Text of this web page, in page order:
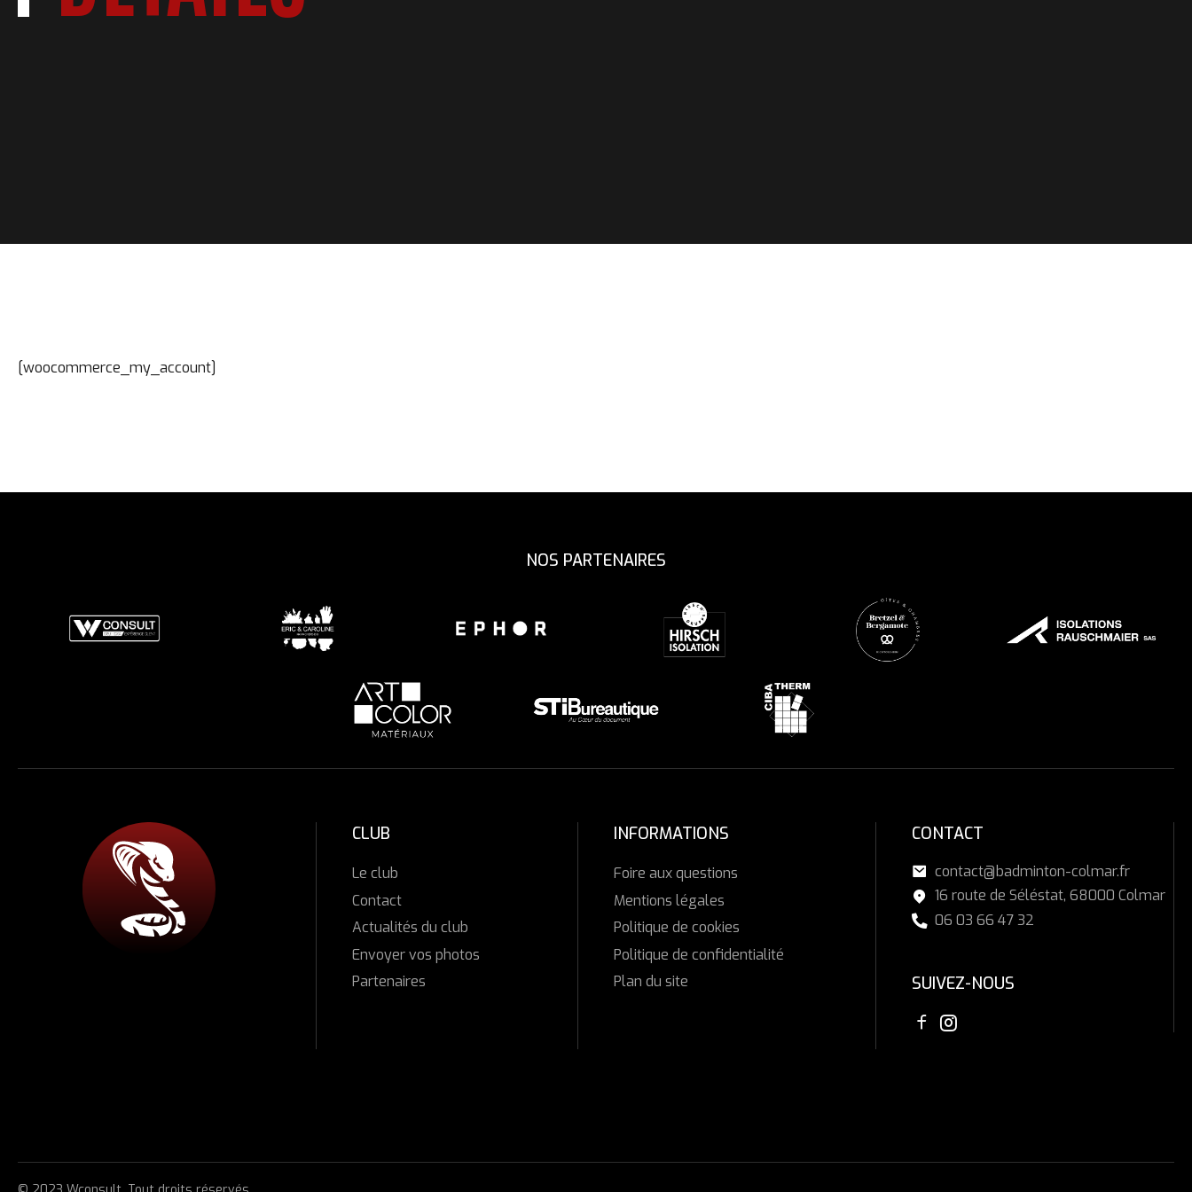
[woocommerce_my_account]
NOS PARTENAIRES
CLUB
Le club
Contact
Actualités du club
Envoyer vos photos
Partenaires
INFORMATIONS
Foire aux questions
Mentions légales
Politique de cookies
Politique de confidentialité
Plan du site
CONTACT
contact@badminton-colmar.fr
16 route de Séléstat, 68000 Colmar
06 03 66 47 32
SUIVEZ-NOUS